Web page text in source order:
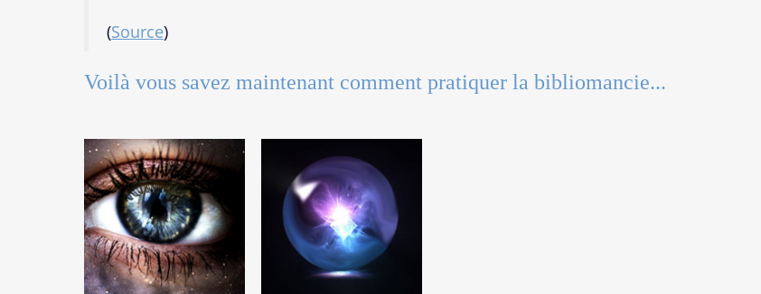
(Source)
Voilà vous savez maintenant comment pratiquer la bibliomancie...